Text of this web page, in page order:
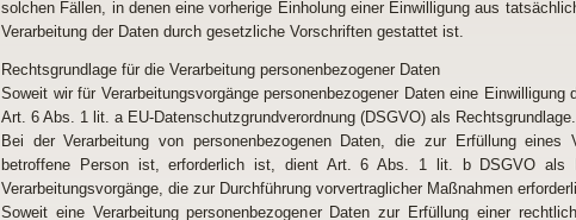
solchen Fällen, in denen eine vorherige Einholung einer Einwilligung aus
Verarbeitung der Daten durch gesetzliche Vorschriften gestattet ist.
Rechtsgrundlage für die Verarbeitung personenbezogener Daten
Soweit wir für Verarbeitungsvorgänge personenbezogener Daten eine
Art. 6 Abs. 1 lit. a EU-Datenschutzgrundverordnung (DSGVO) als Rechtsgrundlage.
Bei der Verarbeitung von personenbezogenen Daten, die zur Erfüllung eines
betroffene Person ist, erforderlich ist, dient Art. 6 Abs. 1 lit. b DSGVO als
Verarbeitungsvorgänge, die zur Durchführung vorvertraglicher Maßnahmen
Soweit eine Verarbeitung personenbezogener Daten zur Erfüllung einer